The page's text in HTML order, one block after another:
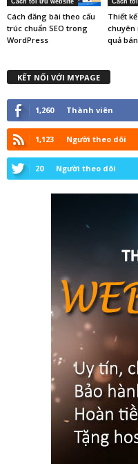
Cách tối ưu website
Cách đăng bài theo cấu
trúc chuẩn SEO trong
WordPress
Cách
Thiết
chuyên
quả
KẾT NỐI VỚI MYPAGE
1,260 Thành viên
1,123 Người theo dõi
20 Người theo dõi